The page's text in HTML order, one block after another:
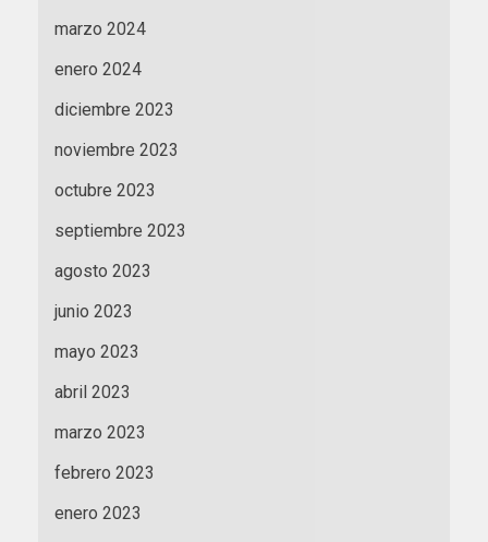
marzo 2024
enero 2024
diciembre 2023
noviembre 2023
octubre 2023
septiembre 2023
agosto 2023
junio 2023
mayo 2023
abril 2023
marzo 2023
febrero 2023
enero 2023